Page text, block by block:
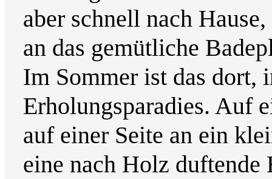
aber schnell nach
an das gemütliche
Im Sommer ist das dort,
Erholungsparadies. Auf
auf einer Seite an ein
eine nach Holz